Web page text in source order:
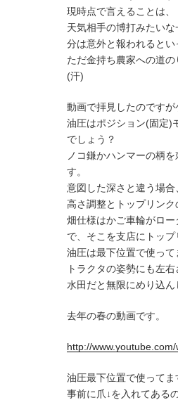
現時点で言えることは、
天気相手の博打みたい
分は意外と報われるとい
ただ金持ち農家への道の
(汗)
動画で拝見したのですが
油圧はポジション(固定)
でしょう？
ノコ鎌かハンマーの柄
す。
意図した深さと違う場
高さ調整とトップリンク
畑仕様はかご車輪がロ
で、そこを支店にトッ
油圧は最下位置で使って
トラクタの姿勢にも左右
水田だと無限にめり込ん
去年の春の動画です。
http://
油圧最下位置で使ってま
事前に爪↓を入れてある